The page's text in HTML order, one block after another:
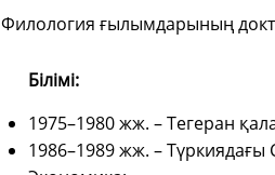
Филология ғылымдарының
Білімі:
1975–1980 жж. – Тегеран
1986–1989 жж. – Түркиядағы